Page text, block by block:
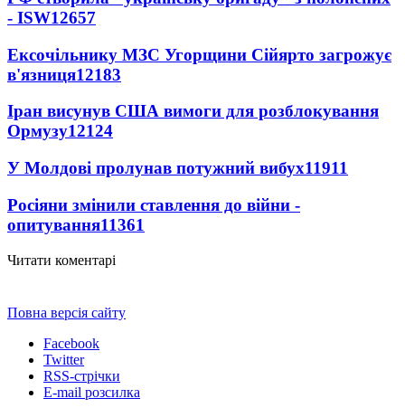
- ISW12657
Ексочільнику МЗС Угорщини Сійярто загрожує
в'язниця12183
Іран висунув США вимоги для розблокування
Ормузу12124
У Молдові пролунав потужний вибух11911
Росіяни змінили ставлення до війни -
опитування11361
Читати коментарі
Повна версія сайту
Facebook
Twitter
RSS-стрічки
E-mail розсилка